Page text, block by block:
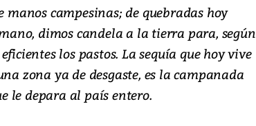
manos campesinas; de quebradas hoy
dimos candela a la tierra para, según
los pastos. La sequía que hoy vive
zona ya de desgaste, es la campanada
le depara al país entero.